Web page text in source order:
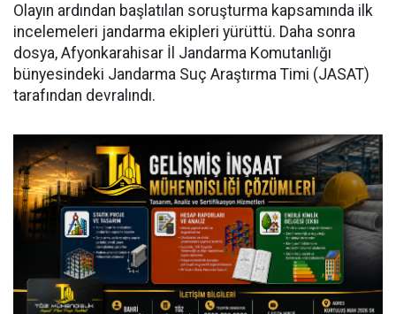
Olayın ardından başlatılan soruşturma kapsamında ilk
incelemeleri jandarma ekipleri yürüttü. Daha sonra
dosya, Afyonkarahisar İl Jandarma Komutanlığı
bünyesindeki Jandarma Suç Araştırma Timi (JASAT)
tarafından devralındı.